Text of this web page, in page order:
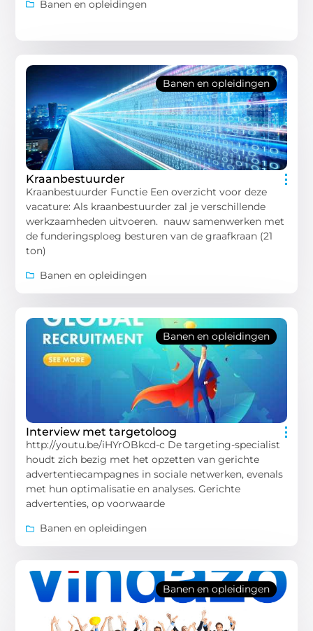
Banen en opleidingen
Banen en opleidingen
Kraanbestuurder
Kraanbestuurder Functie Een overzicht voor deze
vacature: Als kraanbestuurder zal je verschillende
werkzaamheden uitvoeren. nauw samenwerken met
de funderingsploeg besturen van de graafkraan (21
ton)
Banen en opleidingen
Banen en opleidingen
Interview met targetoloog
http://youtu.be/iHYrOBkcd-c De targeting-specialist
houdt zich bezig met het opzetten van gerichte
advertentiecampagnes in sociale netwerken, evenals
met hun optimalisatie en analyses. Gerichte
advertenties, op voorwaarde
Banen en opleidingen
Banen en opleidingen